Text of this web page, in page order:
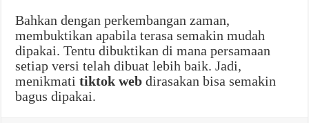
Bahkan dengan perkembangan zaman,
membuktikan apabila terasa semakin mudah
dipakai. Tentu dibuktikan di mana persamaan
setiap versi telah dibuat lebih baik. Jadi,
menikmati tiktok web dirasakan bisa semakin
bagus dipakai.